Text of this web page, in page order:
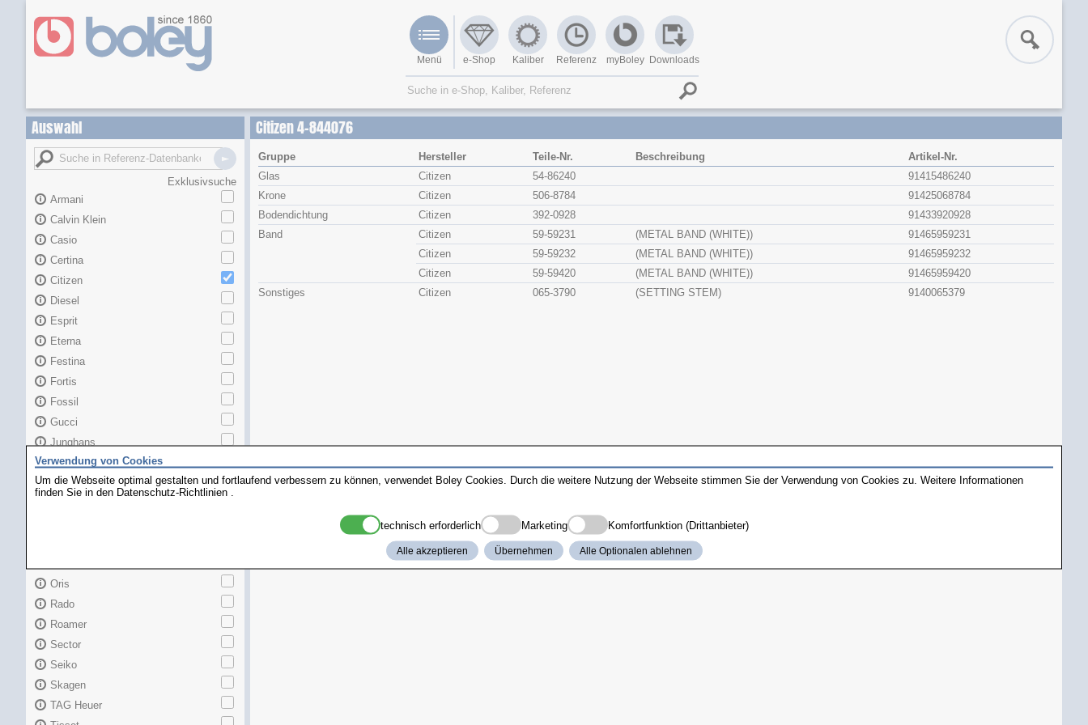
Menü e-Shop Kaliber Referenz myBoley Downloads
Auswahl
Exklusivsuche
Armani
Calvin Klein
Casio
Certina
Citizen
Diesel
Esprit
Eterna
Festina
Fortis
Fossil
Gucci
Junghans
Longines
Maurice Lacroix
Oris
Rado
Roamer
Sector
Seiko
Skagen
TAG Heuer
Citizen 4-844076
Gruppe Hersteller Teile-Nr. Beschreibung
Artikel-Nr.
Glas
Citizen 54-86240
91415486240
Krone
Citizen 506-8784
91425068784
Bodendichtung
Citizen 392-0928
91433920928
Band
Citizen 59-59231 (METAL BAND (WHITE))
91465959231
Citizen
59-59232 (METAL BAND (WHITE))
91465959232
Citizen
59-59420 (METAL BAND (WHITE))
91465959420
Sonstiges
Citizen 065-3790 (SETTING STEM) 9140065379
Verwendung von Cookies
Um die Webseite optimal gestalten und fortlaufend verbessern zu können, verwendet Boley Cookies. Durch die weitere Nutzung der Webseite stimmen Sie der Verwendung von Cookies zu. Weitere Informationen
finden Sie in den Datenschutz-Richtlinien
technisch erforderlich Marketing Komfortfunktion (Drittanbieter)
Alle akzeptieren Übernehmen Alle Optionalen ablehnen